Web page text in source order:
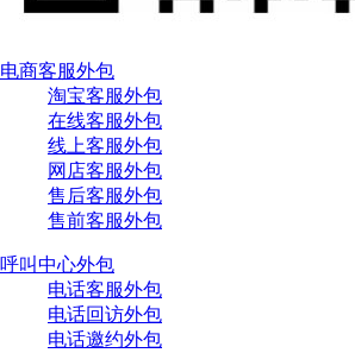
电商客服外包
淘宝客服外包
在线客服外包
线上客服外包
网店客服外包
售后客服外包
售前客服外包
呼叫中心外包
电话客服外包
电话回访外包
电话邀约外包